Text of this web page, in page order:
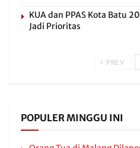
KUA dan PPAS Kota Batu
Jadi Prioritas
PREV
POPULER MINGGU INI